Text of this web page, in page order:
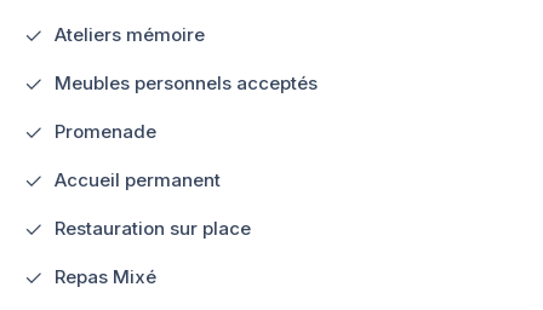
Ateliers mémoire
Meubles personnels acceptés
Promenade
Accueil permanent
Restauration sur place
Repas Mixé